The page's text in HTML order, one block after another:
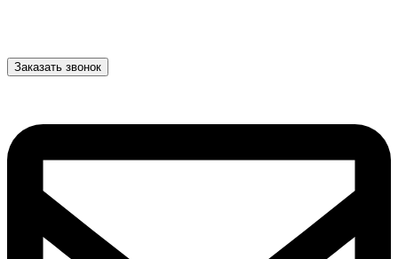
Заказать звонок